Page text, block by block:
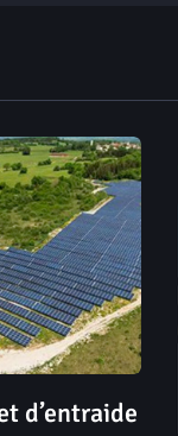
d’entraide